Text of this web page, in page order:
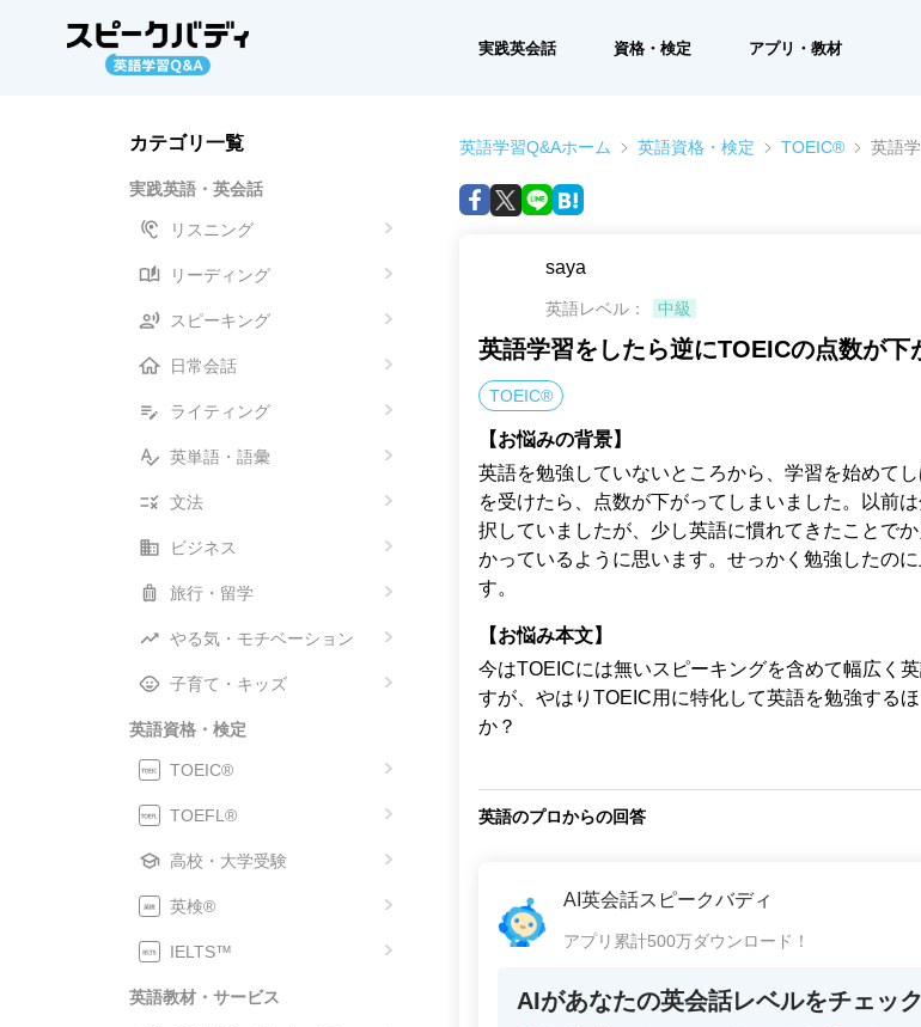
実践英会話 資格・検定 アプリ・教材
カテゴリ一覧
実践英語・英会話
リスニング
リーディング
スピーキング
日常会話
ライティング
英単語・語彙
文法
ビジネス
旅行・留学
やる気・モチベーション
子育て・キッズ
英語資格・検定
TOEIC®
TOEFL®
高校・大学受験
英検®
IELTS™
英語教材・サービス
英語学習Q&Aホーム 英語資格・検定 TOEIC® 英語
saya
英語レベル： 中級
英語学習をしたら逆にTOEICの点数が下
TOEIC®
【お悩みの背景】
英語を勉強していないところから、学習を始めて
を受けたら、点数が下がってしまいました。以前
択していましたが、少し英語に慣れてきたことで
かっているように思います。せっかく勉強したの
す。
【お悩み本文】
今はTOEICには無いスピーキングを含めて幅広く
すが、やはりTOEIC用に特化して英語を勉強する
か？
英語のプロからの回答
AI英会話スピークバディ
アプリ累計500万ダウンロード！
AIがあなたの英会話レベルをチェック